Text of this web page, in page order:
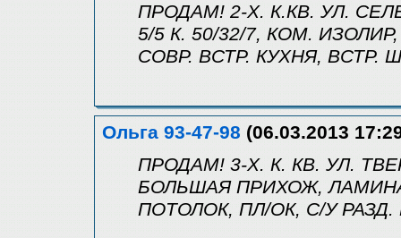
ПРОДАМ! 2-Х. К.КВ. УЛ.
5/5 К. 50/32/7, КОМ.
СОВР. ВСТР. КУХНЯ, ВСТР.
Ольга 93-47-98 (06.03.2013
ПРОДАМ! 3-Х. К. КВ. УЛ.
БОЛЬШАЯ ПРИХОЖ,
ПОТОЛОК, ПЛ/ОК, С/У